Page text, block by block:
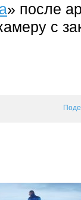
» после
с